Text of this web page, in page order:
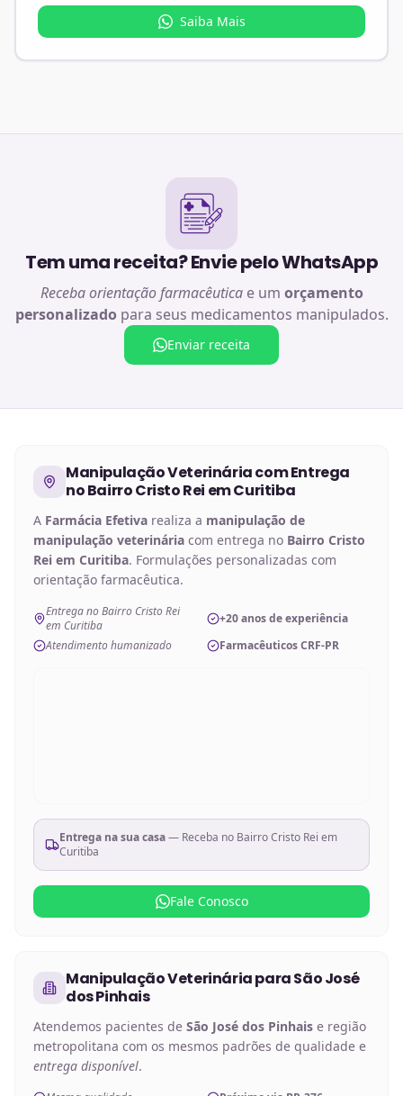
Saiba Mais
Tem uma receita? Envie pelo WhatsApp
Receba orientação farmacêuticae um orçamento
personalizado para seus medicamentos manipulados.
Enviar receita
Manipulação Veterináriacom Entrega
noBairro Cristo Rei em Curitiba
A Farmácia Efetiva realiza a manipulação de
manipulação veterinária com entrega no Bairro Cristo
Rei em Curitiba. Formulações personalizadas com
orientação farmacêutica.
Entrega no Bairro Cristo Rei
em Curitiba
+20 anos de experiência
Atendimento humanizado
Farmacêuticos CRF-PR
Entrega na sua casa— Receba no Bairro Cristo Rei em
Curitiba
Fale Conosco
Manipulação VeterináriaparaSão José
dos Pinhais
Atendemos pacientes de São José dos Pinhais e região
metropolitana com os mesmos padrões de qualidade e
entrega disponível.